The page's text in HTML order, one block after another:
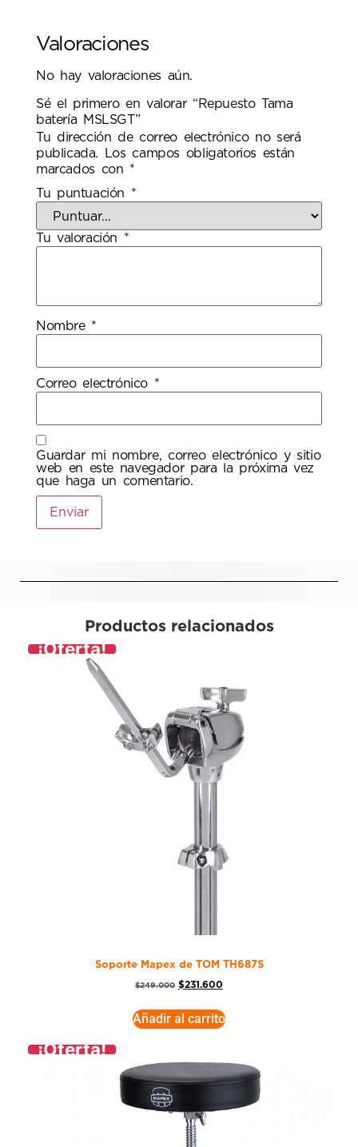
Valoraciones
No hay valoraciones aún.
Sé el primero en valorar “Repuesto Tama
batería MSLSGT”
Tu dirección de correo electrónico no será
publicada.
Los campos obligatorios están
marcados con *
Tu puntuación *
Tu valoración *
Nombre *
Correo electrónico *
Guardar mi nombre, correo electrónico y sitio
web en este navegador para la próxima vez
que haga un comentario.
Productos relacionados
¡Oferta!
Soporte Mapex de TOM TH687S
$249.000 $231.600
Añadir al carrito
¡Oferta!